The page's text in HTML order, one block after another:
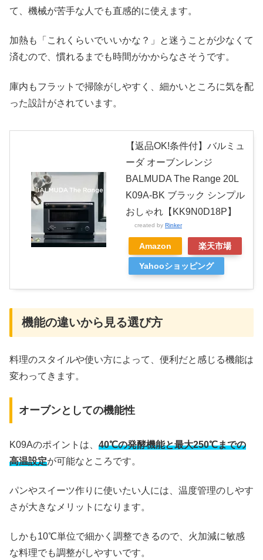
て、機械が苦手な人でも直感的に使えます。
加熱も「これくらいでいいかな？」と迷うことが少なくて
済むので、慣れるまでも時間がかからなさそうです。
庫内もフラットで掃除がしやすく、細かいところに気を配
った設計がされています。
【返品OK!条件付】バルミュ
ーダ オーブンレンジ
BALMUDA The Range 20L
K09A-BK ブラック シンプル
おしゃれ【KK9N0D18P】
created by Rinker
Amazon 楽天市場
Yahooショッピング
機能の違いから見る選び方
料理のスタイルや使い方によって、便利だと感じる機能は
変わってきます。
オーブンとしての機能性
K09Aのポイントは、 40℃の発酵機能と最大250℃までの
高温設定が可能なところです。
パンやスイーツ作りに使いたい人には、温度管理のしやす
さが大きなメリットになります。
しかも10℃単位で細かく調整できるので、火加減に敏感
な料理でも調整がしやすいです。